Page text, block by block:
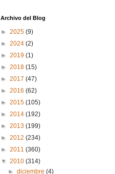
Archivo del Blog
► 2025 (9)
► 2024 (2)
► 2019 (1)
► 2018 (15)
► 2017 (47)
► 2016 (62)
► 2015 (105)
► 2014 (192)
► 2013 (199)
► 2012 (234)
► 2011 (360)
▼ 2010 (314)
►diciembre(4)